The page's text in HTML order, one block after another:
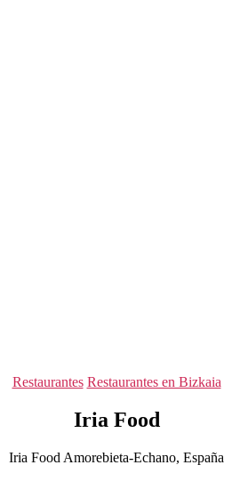
Categorías
Restaurantes Restaurantes en Bizkaia
Iria Food
Iria Food Amorebieta-Echano, España